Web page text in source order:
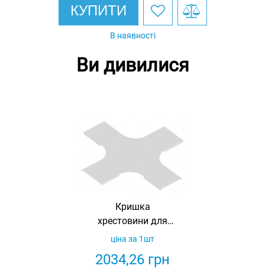
КУПИТИ
В наявності
Ви дивилися
Кришка
хрестовини для
кабельросту 300,
2034,26 грн
ціна за 1шт